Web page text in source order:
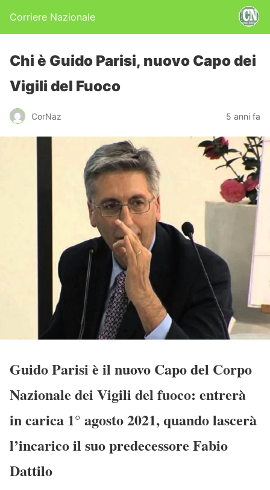
Corriere Nazionale
Chi è Guido Parisi, nuovo Capo dei
Vigili del Fuoco
CorNaz 5 anni fa
Guido Parisi è il nuovo Capo del Corpo
Nazionale dei Vigili del fuoco: entrerà
in carica 1° agosto 2021, quando lascerà
l’incarico il suo predecessore Fabio
Dattilo